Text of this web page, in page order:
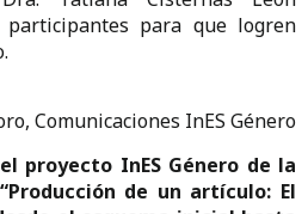
para que logren
Comunicaciones InES Género
el proyecto InES Género de la
de un artículo: El